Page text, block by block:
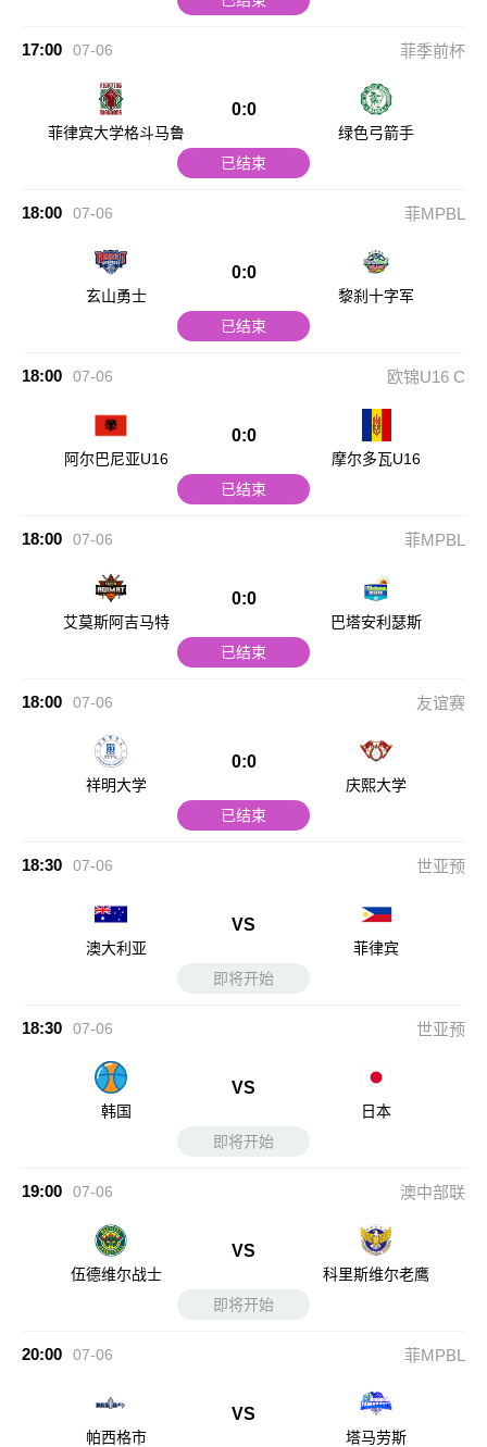
17:00 07-06 菲季前杯
菲律宾大学格斗马鲁
0:0
绿色弓箭手
已结束
18:00 07-06 菲MPBL
玄山勇士
0:0
黎刹十字军
已结束
18:00 07-06 欧锦U16 C
阿尔巴尼亚U16
0:0
摩尔多瓦U16
已结束
18:00 07-06 菲MPBL
艾莫斯阿吉马特
0:0
巴塔安利瑟斯
已结束
18:00 07-06 友谊赛
祥明大学
0:0
庆熙大学
已结束
18:30 07-06 世亚预
澳大利亚
VS
菲律宾
即将开始
18:30 07-06 世亚预
韩国
VS
日本
即将开始
19:00 07-06 澳中部联
伍德维尔战士
VS
科里斯维尔老鹰
即将开始
20:00 07-06 菲MPBL
帕西格市
VS
塔马劳斯